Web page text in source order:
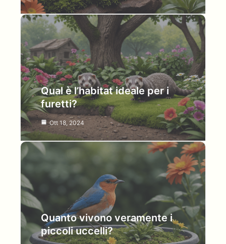
Qual è l’habitat ideale per i
furetti?
Ott 18, 2024
Quanto vivono veramente i
piccoli uccelli?